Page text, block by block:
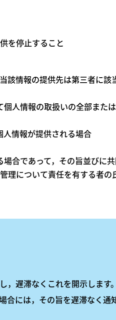
を停止すること
情報の提供先は第三者に該
人情報の取扱いの全部また
情報が提供される場合
合であって，その旨並びに
理について責任を有する者
遅滞なくこれを開示しま
には，その旨を遅滞なく通